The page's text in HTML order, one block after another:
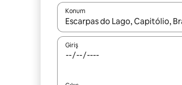
Konum
Sonuçlar kullanılabilir olduğunda
Giriş